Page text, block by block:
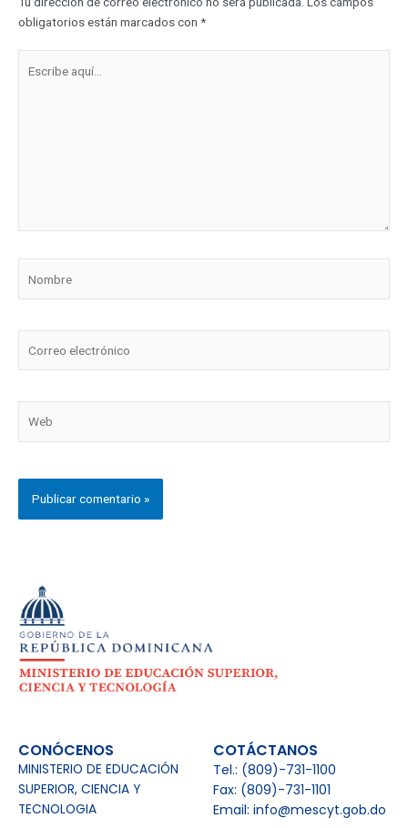
obligatorios están marcados con *
aquí...
electrónico
CONÓCENOS
MINISTERIO DE EDUCACIÓN
SUPERIOR, CIENCIA Y
TECNOLOGIA
COTÁCTANOS
Tel.: (809)-731-1100
Fax: (809)-731-1101
Email: info@mescyt.gob.do